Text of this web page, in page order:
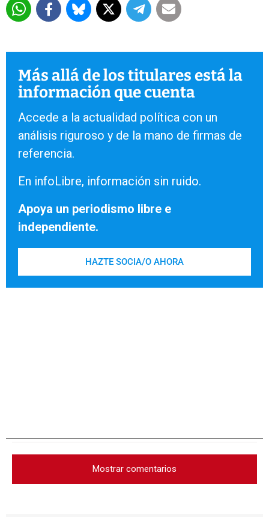
Más allá de los titulares está la
información que cuenta
Accede a la actualidad política con un
análisis riguroso y de la mano de firmas de
referencia.
En infoLibre, información sin ruido.
Apoya un periodismo libre e
independiente.
HAZTE SOCIA/O AHORA
Mostrar comentarios